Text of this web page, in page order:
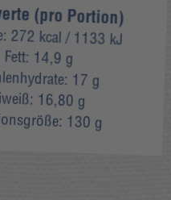
(pro Portion)
272 kcal/ 1133 kJ
Fett: 14,9 g
17 g
16,80 g
130 g